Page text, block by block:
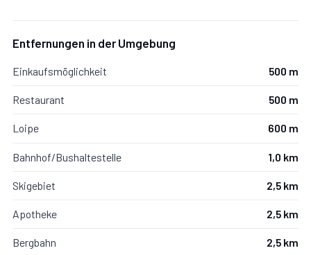
Entfernungen in der Umgebung
Einkaufsmöglichkeit 500 m
Restaurant 500 m
Loipe 600 m
Bahnhof/Bushaltestelle 1,0 km
Skigebiet 2,5 km
Apotheke 2,5 km
Bergbahn 2,5 km